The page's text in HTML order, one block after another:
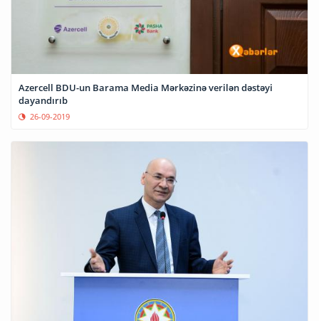
Azercell BDU-un Barama Media Mərkəzinə verilən dəstəyi
dayandırıb
26-09-2019